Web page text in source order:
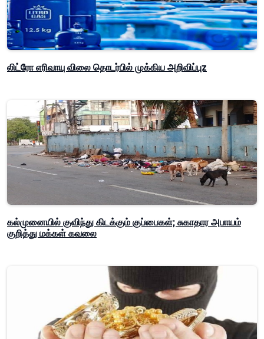
லிட்ரோ எரிவாயு விலை தொடர்பில் முக்கிய அறிவிப்புz
கல்முனையில் குவிந்து கிடக்கும் குப்பைகள்; சுகாதார அபாயம்
குறித்து மக்கள் கவலை